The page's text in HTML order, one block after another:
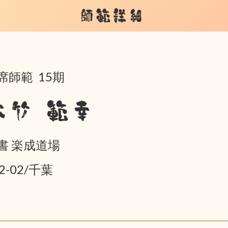
師範詳細
師範 15期
竹 範幸
楽成道場
02/千葉